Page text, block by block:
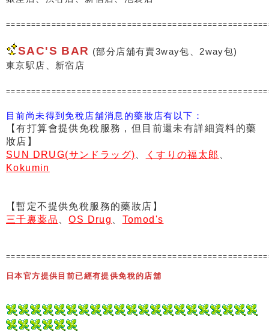
SAC'S BAR (部分店舖有賣3way包、2way包)
東京駅店、新宿店
目前尚未得到免稅店舖消息的藥妝店有以下：
【有打算會提供免稅服務，但目前還未有詳細資料的藥
妝店】
SUN DRUG(サンドラッグ)
くすりの福太郎
Kokumin
【暫定不提供免稅服務的藥妝店】
三千裏薬品
、OS Drug Tomod's
日本官方提供目前已經有提供免稅的店舖